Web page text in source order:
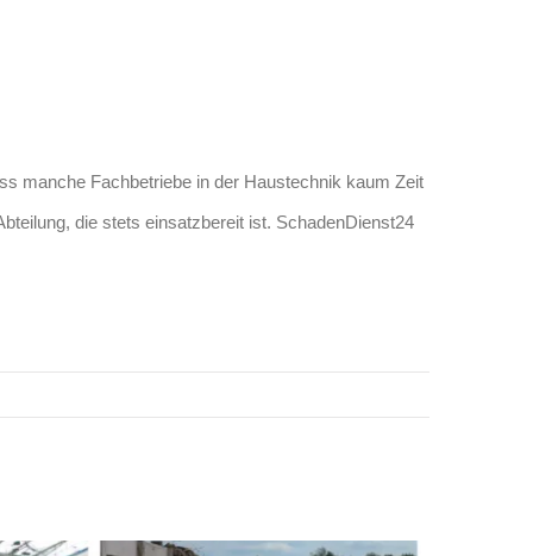
manche Fachbetriebe in der Haustechnik kaum Zeit
die stets einsatzbereit ist. SchadenDienst24